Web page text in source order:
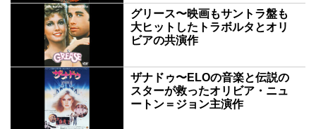
グリース〜映画もサントラ盤も
大ヒットしたトラボルタとオリ
ビアの共演作
ザナドゥ〜ELOの音楽と伝説の
スターが救ったオリビア・ニュ
ートン＝ジョン主演作